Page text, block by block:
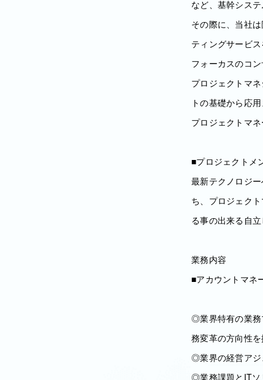
など、基幹シス
その際に、当社
ティングサービ
フォーカスのコ
プロジェクトマ
トの基礎から応
プロジェクトマ
■プロジェクトメ
最新テクノロジ
ち、プロジェク
る事の出来る自
業務内容
■アカウントマネ
◎業界特有の業務
務変革の方向性
◎業界の経営アジ
◎業務課題とITソ